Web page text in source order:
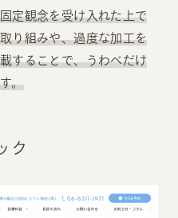
定観念を受け入れた上で
り組みや、過度な加工を
することで、うわべだけ
。
ク